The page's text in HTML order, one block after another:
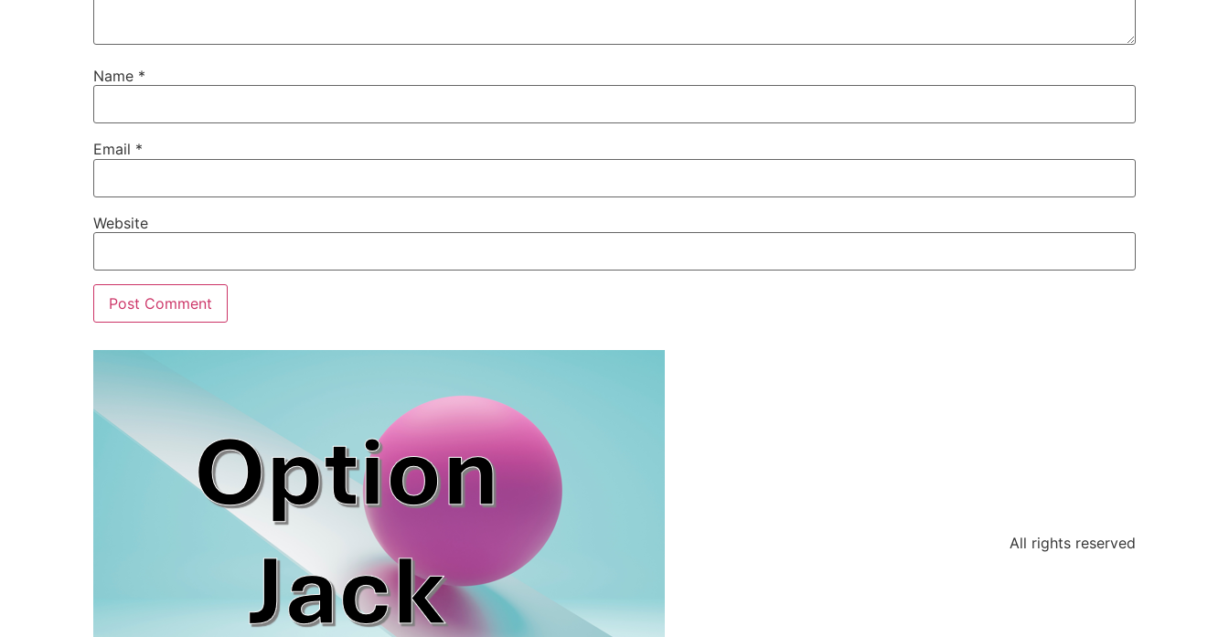
Name *
Email *
Website
All rights reserved